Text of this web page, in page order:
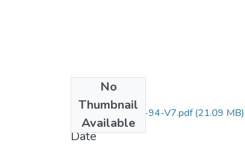
No
Thumbnail
Available
1115-13-236-94-V7.pdf(21.09 MB)
Date